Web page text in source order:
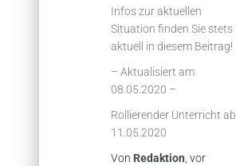
Infos zur aktuellen
Situation finden Sie stets
aktuell in diesem Beitrag!
– Aktualisiert am
08.05.2020 –
Rollierender Unterricht ab
11.05.2020
Von Redaktion, vor